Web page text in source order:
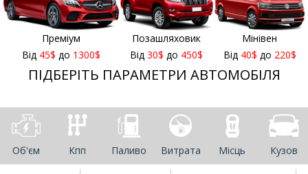
Преміум
Від 45$ до 1300$
Позашляховик
Від30$ до 450$
Мінівен
Від 40$ до 220$
ПІДБЕРІТЬ ПАРАМЕТРИ АВТОМОБІЛЯ
Об'єм Кпп Паливо Витрата Місць Кузов